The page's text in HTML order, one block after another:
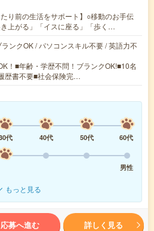
たり前の生活をサポート】○移動のお手伝
上がる」「イスに座る」「歩く…
ンクOK / パソコンスキル不要 / 英語力不
！■年齢・学歴不問！ブランクOK!■10名
歴書不要■社会保険完…
代 40代 50代
60代
男性
もっと見る
応募へ進む 詳しく見る